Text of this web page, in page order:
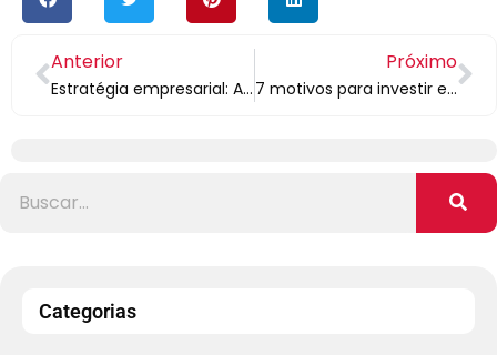
Anterior
Estratégia empresarial: A importância da contador para o sucesso
Próximo
7 motivos para investir em contabilidade para sua empresa
Categorias